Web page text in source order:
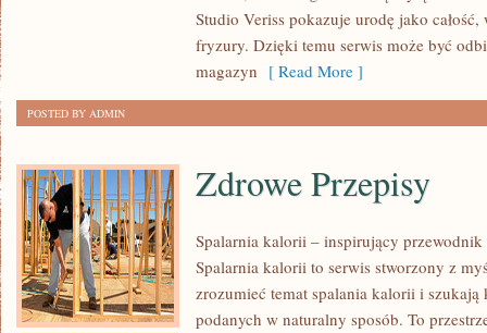
WIZAŻYSTÓWStudio Veriss pokazuje urodę jako
fryzury. Dzięki temu serwis może być
magazyn [ Read More ]
POSTED BY ADMIN
Zdrowe Przepisy
Spalarnia kalorii – inspirujący
Spalarnia kalorii to serwis stworzony z
zrozumieć temat spalania kalorii i
podanych w naturalny sposób. To